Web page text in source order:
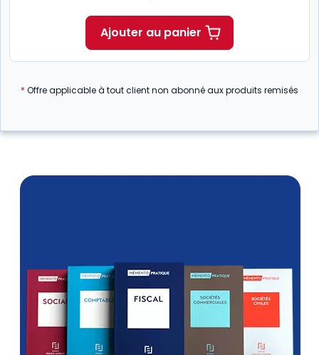
Ajouter au panier
* Offre applicable à tout client non abonné aux produits remisés